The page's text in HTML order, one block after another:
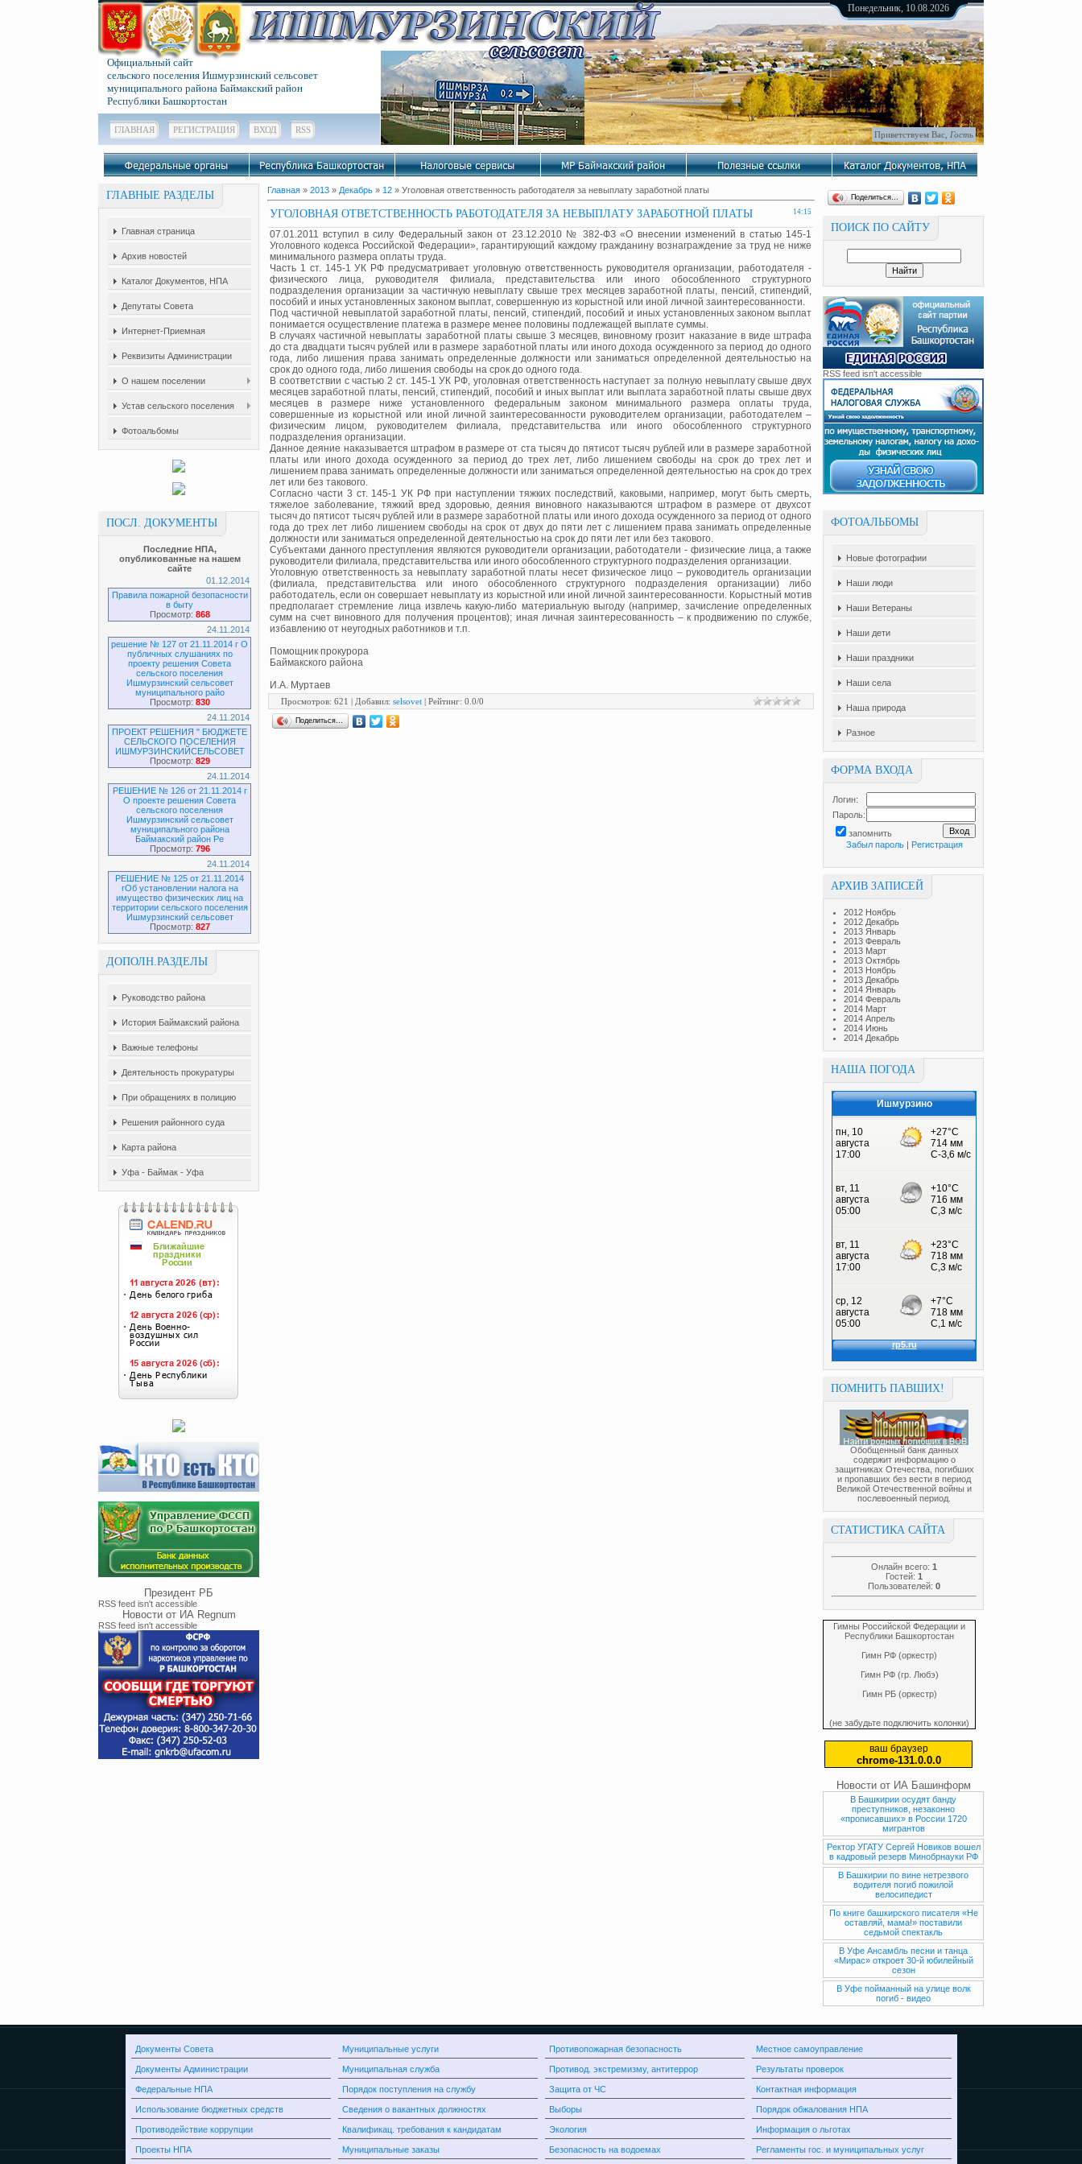
Официальный сайт
сельского поселения Ишмурзинский сельсовет
муниципального района Баймакский район
Республики Башкортостан
Понедельник, 10.08.2026
ГЛАВНАЯ РЕГИСТРАЦИЯ ВХОД RSS Приветствуем Вас Гость
ГЛАВНЫЕ РАЗДЕЛЫ
Главная страница
Архив новостей
Каталог Документов, НПА
Депутаты Совета
Интернет-Приемная
Реквизиты Администрации
О нашем поселении
Устав сельского поселения
Фотоальбомы
ПОСЛ. ДОКУМЕНТЫ
Последние НПА,
опубликованные на нашем
сайте
01.12.2014
Правила пожарной безопасности
в быту
Просмотр: 868
24.11.2014
решение № 127 от 21.11.2014 г О
публичных слушаниях по
проекту решения Совета
сельского поселения
Ишмурзинский сельсовет
муниципального райо
Просмотр: 830
24.11.2014
ПРОЕКТ РЕШЕНИЯ " БЮДЖЕТЕ
СЕЛЬСКОГО ПОСЕЛЕНИЯ
ИШМУРЗИНСКИЙСЕЛЬСОВЕТ
Просмотр: 829
24.11.2014
РЕШЕНИЕ № 126 от 21.11.2014 г
О проекте решения Совета
сельского поселения
Ишмурзинский сельсовет
муниципального района
Баймакский район Ре
Просмотр: 796
24.11.2014
РЕШЕНИЕ № 125 от 21.11.2014
гОб установлении налога на
имущество физических лиц на
территории сельского поселения
Ишмурзинский сельсовет
Просмотр: 827
ДОПОЛН.РАЗДЕЛЫ
Руководство района
История Баймакский района
Важные телефоны
Деятельность прокуратуры
При обращениях в полицию
Решения районного суда
Карта района
Уфа - Баймак - Уфа
Президент РБ
RSS feed isn't accessible
Новости от ИА Regnum
RSS feed isn't accessible
Поделиться…
ПОИСК ПО САЙТУ
RSS feed isn't accessible
ФОТОАЛЬБОМЫ
Новые фотографии
Наши люди
Наши Ветераны
Наши дети
Наши праздники
Наши села
Наша природа
Разное
ФОРМА ВХОДА
Логин:
Пароль:
запомнить
Забыл пароль| Регистрация
АРХИВ ЗАПИСЕЙ
2012 Ноябрь
2012 Декабрь
2013 Январь
2013 Февраль
2013 Март
2013 Октябрь
2013 Ноябрь
2013 Декабрь
2014 Январь
2014 Февраль
2014 Март
2014 Апрель
2014 Июнь
2014 Декабрь
НАША ПОГОДА
Ишмурзино
ПОМНИТЬ ПАВШИХ!
Обобщенный банк данных
содержит информацию о
защитниках Отечества, погибших
и пропавших без вести в период
Великой Отечественной войны и
послевоенный период.
СТАТИСТИКА САЙТА
Онлайн всего: 1
Гостей: 1
Пользователей: 0
Гимны Российской Федерации и
Республики Башкортостан
Гимн РФ (оркестр)
Гимн РФ (гр. Любэ)
Гимн РБ (оркестр)
(не забудьте подключить колонки)
ваш браузер
chrome-131.0.0.0
Новости от ИА Башинформ
В Башкирии осудят банду
преступников, незаконно
«прописавших» в России 1720
мигрантов
Ректор УГАТУ Сергей Новиков вошел
в кадровый резерв Минобрнауки РФ
В Башкирии по вине нетрезвого
водителя погиб пожилой
велосипедист
По книге башкирского писателя «Не
оставляй, мама!» поставили
седьмой спектакль
В Уфе Ансамбль песни и танца
«Мирас» откроет 30-й юбилейный
сезон
В Уфе пойманный на улице волк
погиб - видео
Главная » 2013 » Декабрь » 12 » Уголовная ответственность работодателя за невыплату заработной платы
14:15
УГОЛОВНАЯ ОТВЕТСТВЕННОСТЬ РАБОТОДАТЕЛЯ ЗА НЕВЫПЛАТУ ЗАРАБОТНОЙ ПЛАТЫ
07.01.2011 вступил в силу Федеральный закон от 23.12.2010 № 382-ФЗ «О внесении изменений в статью 145-1
Уголовного кодекса Российской Федерации», гарантирующий каждому гражданину вознаграждение за труд не ниже
минимального размера оплаты труда.
Часть 1 ст. 145-1 УК РФ предусматривает уголовную ответственность руководителя организации, работодателя -
физического лица, руководителя филиала, представительства или иного обособленного структурного
подразделения организации за частичную невыплату свыше трех месяцев заработной платы, пенсий, стипендий,
пособий и иных установленных законом выплат, совершенную из корыстной или иной личной заинтересованности.
Под частичной невыплатой заработной платы, пенсий, стипендий, пособий и иных установленных законом выплат
понимается осуществление платежа в размере менее половины подлежащей выплате суммы.
В случаях частичной невыплаты заработной платы свыше 3 месяцев, виновному грозит наказание в виде штрафа
до ста двадцати тысяч рублей или в размере заработной платы или иного дохода осужденного за период до одного
года, либо лишения права занимать определенные должности или заниматься определенной деятельностью на
срок до одного года, либо лишения свободы на срок до одного года.
В соответствии с частью 2 ст. 145-1 УК РФ, уголовная ответственность наступает за полную невыплату свыше двух
месяцев заработной платы, пенсий, стипендий, пособий и иных выплат или выплата заработной платы свыше двух
месяцев в размере ниже установленного федеральным законом минимального размера оплаты труда,
совершенные из корыстной или иной личной заинтересованности руководителем организации, работодателем –
физическим лицом, руководителем филиала, представительства или иного обособленного структурного
подразделения организации.
Данное деяние наказывается штрафом в размере от ста тысяч до пятисот тысяч рублей или в размере заработной
платы или иного дохода осужденного за период до трех лет, либо лишением свободы на срок до трех лет и
лишением права занимать определенные должности или заниматься определенной деятельностью на срок до трех
лет или без такового.
Согласно части 3 ст. 145-1 УК РФ при наступлении тяжких последствий, каковыми, например, могут быть смерть,
тяжелое заболевание, тяжкий вред здоровью, деяния виновного наказываются штрафом в размере от двухсот
тысяч до пятисот тысяч рублей или в размере заработной платы или иного дохода осужденного за период от одного
года до трех лет либо лишением свободы на срок от двух до пяти лет с лишением права занимать определенные
должности или заниматься определенной деятельностью на срок до пяти лет или без такового.
Субъектами данного преступления являются руководители организации, работодатели - физические лица, а также
руководители филиала, представительства или иного обособленного структурного подразделения организации.
Уголовную ответственность за невыплату заработной платы несет физическое лицо – руководитель организации
(филиала, представительства или иного обособленного структурного подразделения организации) либо
работодатель, если он совершает невыплату из корыстной или иной личной заинтересованности. Корыстный мотив
предполагает стремление лица извлечь какую-либо материальную выгоду (например, зачисление определенных
сумм на счет виновного для получения процентов); иная личная заинтересованность – к продвижению по службе,
избавлению от неугодных работников и т.п.
Помощник прокурора
Баймакского района
И.А. Муртаев
Просмотров: 621 | Добавил: selsovet | Рейтинг: 0.0/0
Поделиться…
Документы Совета
Документы Администрации
Федеральные НПА
Использование бюджетных средств
Противодействие коррупции
Проекты НПА
Муниципальные услуги
Муниципальная служба
Порядок поступления на службу
Сведения о вакантных должностях
Квалификац. требования к кандидатам
Муниципальные заказы
Противопожарная безопасность
Противод. экстремизму, антитеррор
Защита от ЧС
Выборы
Экология
Безопасность на водоемах
Местное самоуправление
Результаты проверок
Контактная информация
Порядок обжалования НПА
Информация о льготах
Регламенты гос. и муниципальных услуг